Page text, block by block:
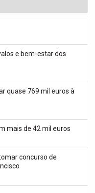
e bem-estar dos
quase 769 mil euros à
mais de 42 mil euros
concurso de